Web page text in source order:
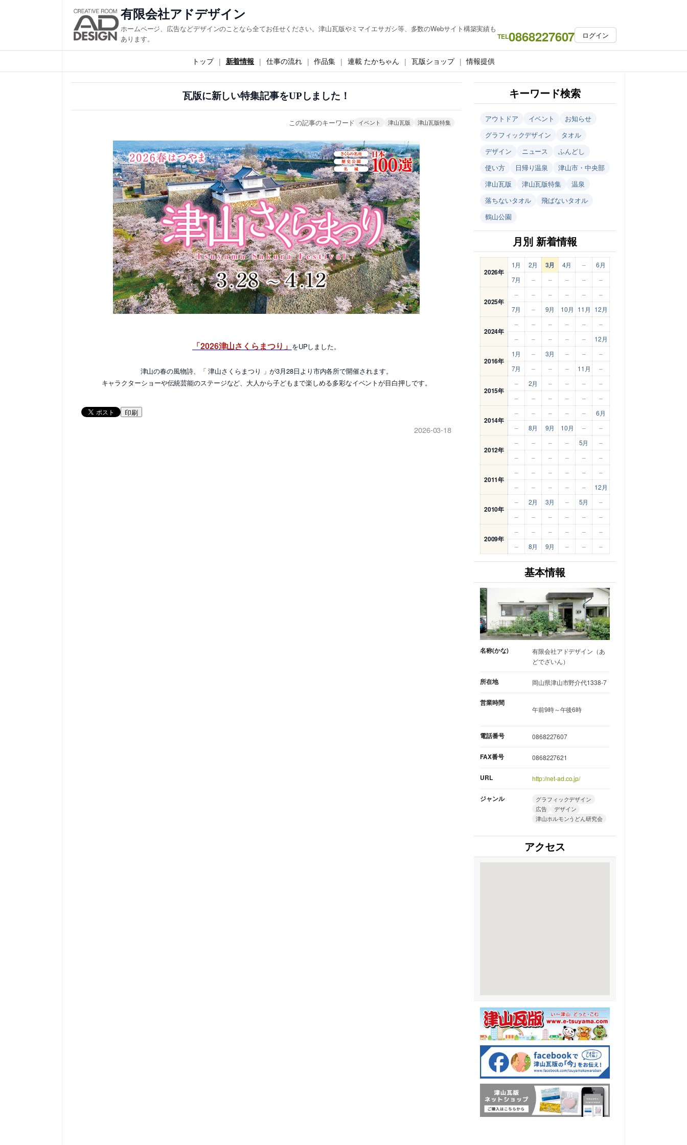
ス
キ
有限会社アドデザイン
ホームページ、広告などデザインのことなら全てお任せください。津山瓦版やミマイエサガシ等、多数のWebサイト構築実績も
あります。
TEL0868227607 ログイン
トップ 新着情報 仕事の流れ 作品集 連載 たかちゃん 瓦版ショップ 情報提供
瓦版に新しい特集記事をUPしました！
この記事のキーワード イベント 津山瓦版 津山瓦版特集
「2026津山さくらまつり」 をUPしました。
津山の春の風物詩、「 津山さくらまつり 」が3月28日より市内各所で開催されます。
キャラクターショーや伝統芸能のステージなど、大人から子どもまで楽しめる多彩なイベントが目白押しです。
印刷
2026-03-18
キーワード検索
アウトドア イベント
お知らせ
グラフィックデザイン
タオル
デザイン
ニュース
ふんどし
使い方
日帰り温泉
津山市・中央部
津山瓦版
津山瓦版特集
温泉
落ちないタオル
飛ばないタオル
鶴山公園
月別 新着情報
2026年
1月 2月 3月 4月 –
6月
7月
– – – – –
2025年
– – – – –
–
7月
– 9月 10月 11月 12月
2024年
– – – – –
–
–
– – – – 12月
2016年
1月 – 3月 – –
–
7月
– – – 11月 –
2015年
– 2月 – – –
–
–
– – – – –
2014年
– – – – –
6月
–
8月 9月 10月 – –
2012年
– – – – 5月
–
–
– – – – –
2011年
– – – – –
–
–
– – – – 12月
2010年
– 2月 3月 – 5月
–
–
– – – – –
2009年
– – – – –
–
–
8月 9月 – – –
基本情報
名称(かな)
有限会社アドデザイン（あ
どでざいん）
所在地 岡山県津山市野介代1338-7
営業時間
午前9時～午後6時
電話番号 0868227607
FAX番号 0868227621
URL http://net-ad.co.jp/
ジャンル
グラフィックデザイン
広告
デザイン
津山ホルモンうどん研究会
アクセス